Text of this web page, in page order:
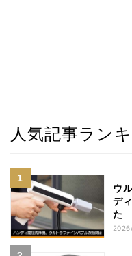
人気記事ラン
ウ
デ
た